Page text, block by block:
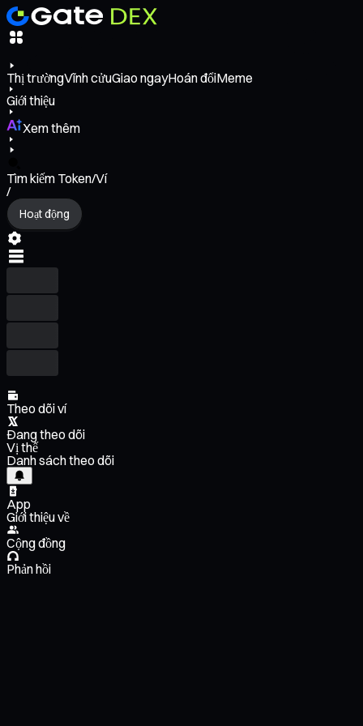
Thị trườngVĩnh cửuGiao ngayHoán đổiMeme
Giới thiệu
Xem thêm
Tìm kiếm Token/Ví
/
Hoạt động
Theo dõi ví
Đang theo dõi
Vị thế
Danh sách theo dõi
App
Giới thiệu về
Cộng đồng
Phản hồi